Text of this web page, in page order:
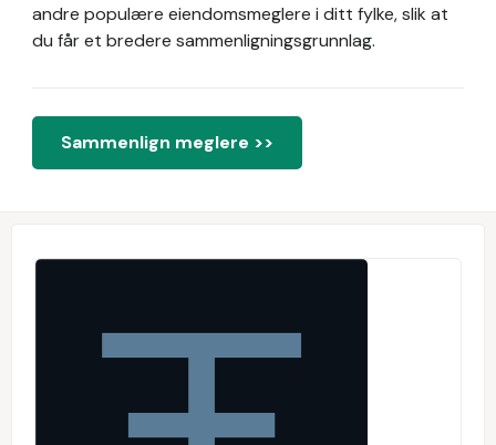
andre populære eiendomsmeglere i ditt fylke, slik at
du får et bredere sammenligningsgrunnlag.
Sammenlign meglere >>